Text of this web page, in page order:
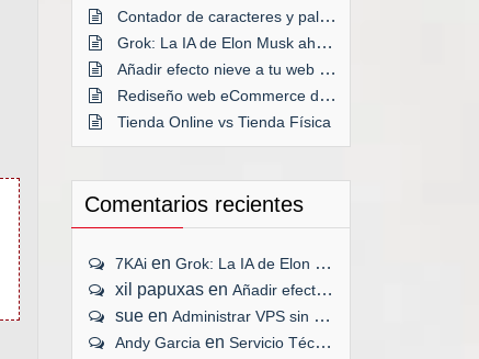
Contador de caracteres y palabras en WordPress
Grok: La IA de Elon Musk ahora GRATIS
Añadir efecto nieve a tu web por Navidad
Rediseño web eCommerce desde cero
Tienda Online vs Tienda Física
Comentarios recientes
7KAi en Grok: La IA de Elon Musk ahora GRATIS
xil papuxas en Añadir efecto nieve a tu web por Navidad
sue en Administrar VPS sin panel de control
Andy Garcia en Servicio Técnico Hosting 24x7x365